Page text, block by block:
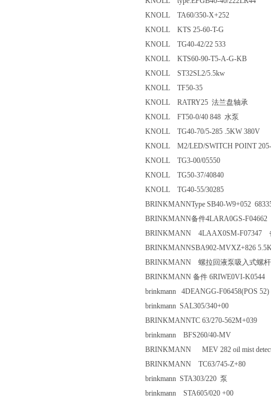
KNOLL TA60/350-X+252
KNOLL KTS 25-60-T-G
KNOLL TG40-42/22 533
KNOLL KTS60-90-T5-A-G-KB
KNOLL ST32SL2/5.5kw
KNOLL TF50-35
KNOLL RATRY25 法兰盘轴承
KNOLL FT50-0/40 848 水泵
KNOLL TG40-70/5-285 .5KW
KNOLL M2/LED/SWITCH POINT
KNOLL TG3-00/05550
KNOLL TG50-37/40840
KNOLL TG40-55/30285
BRINKMANNType SB40-
BRINKMANN备件4LARA0GS-
BRINKMANN 4LAAX0SM-
BRINKMANNSBA902-
BRINKMANN 螺拉回液泵吸入式
BRINKMANN 备件 6RIWE0VI-
brinkmann 4DEANGG-
brinkmann SAL305/340+00
BRINKMANNTC 63/270-
brinkmann BFS260/40-MV
BRINKMANN MEV 282 oil
BRINKMANN TC63/745-
brinkmann STA303/220 泵
brinkmann STA605/020 +00